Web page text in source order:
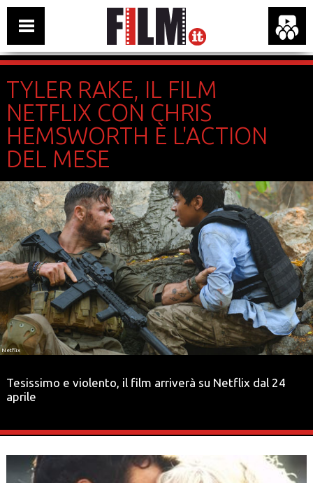
TYLER RAKE, IL FILM
NETFLIX CON CHRIS
HEMSWORTH È L'ACTION
DEL MESE
Netflix
Tesissimo e violento, il film arriverà su Netflix dal 24
aprile